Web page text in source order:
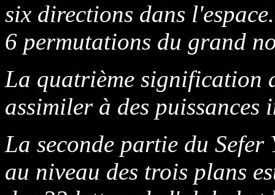
six directions dans
6 permutations du grand
La quatrième signification
assimiler à des puissances
La seconde partie du
au niveau des trois plans